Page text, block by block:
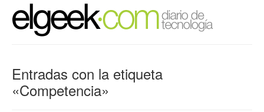
Entradas con la etiqueta
«Competencia»